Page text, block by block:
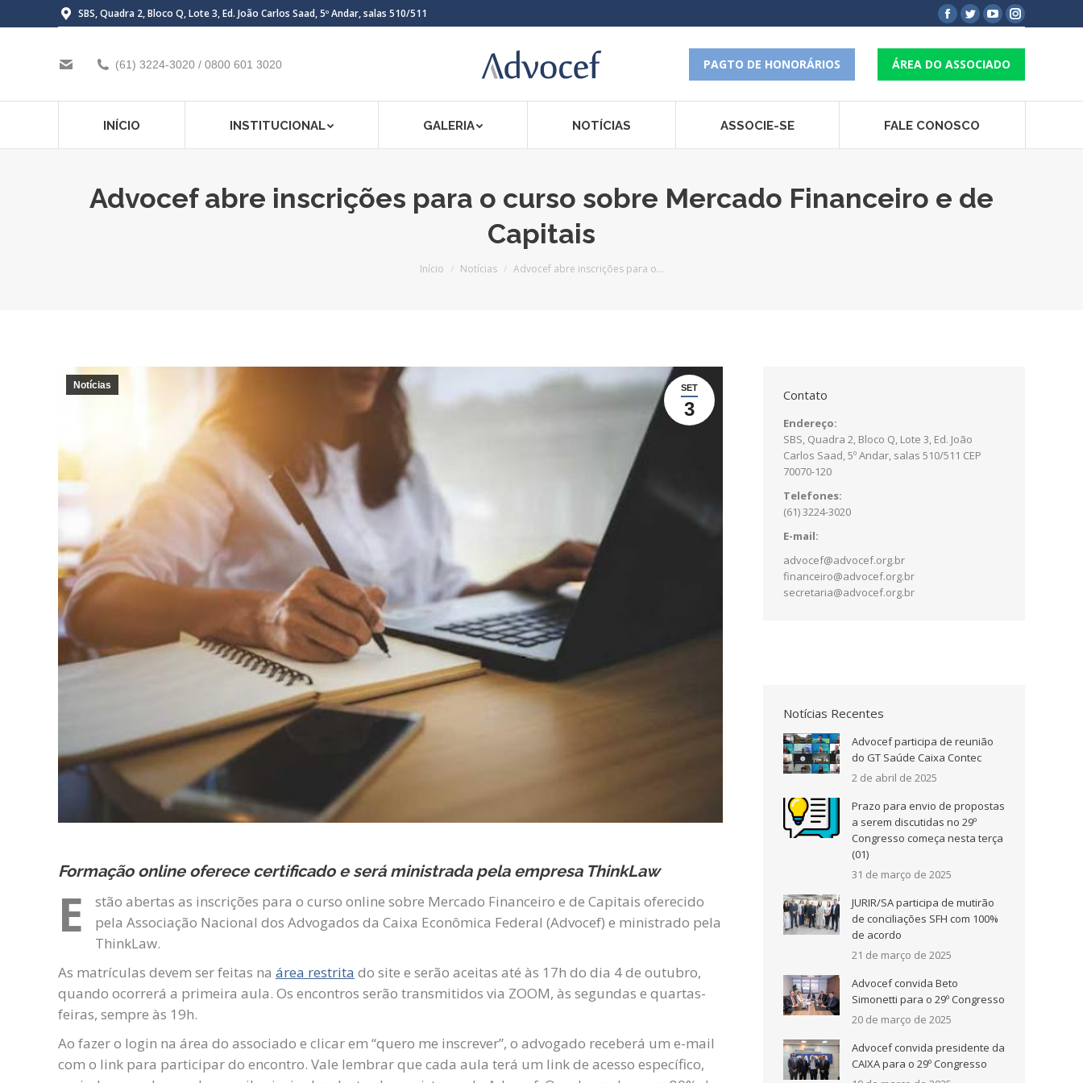
SBS, Quadra 2, Bloco Q, Lote 3, Ed. João Carlos Saad, 5º Andar, salas 510/511
Facebook
opens
in
new
window
Twitter
opens
in
new
window
YouTube
opens
in
new
Instagram
in
new
(61) 3224-3020 / 0800 601 3020 PAGTO DE HONORÁRIOS ÁREA DO ASSOCIADO
INÍCIO INSTITUCIONAL GALERIA NOTÍCIAS ASSOCIE-SE FALE CONOSCO
Advocef abre inscrições para o curso sobre Mercado Financeiro e de
Capitais
Você está aqui:
Início Notícias Advocef abre inscrições para o…
SET
3
Notícias
Formação online oferece certificado e será ministrada pela empresa ThinkLaw
E
stão abertas as inscrições para o curso online sobre Mercado Financeiro e de Capitais oferecido
pela Associação Nacional dos Advogados da Caixa Econômica Federal (Advocef) e ministrado pela
ThinkLaw.
As matrículas devem ser feitas na área restrita do site e serão aceitas até às 17h do dia 4 de outubro,
quando ocorrerá a primeira aula. Os encontros serão transmitidos via ZOOM, às segundas e quartas-
feiras, sempre às 19h.
Ao fazer o login na área do associado e clicar em “quero me inscrever”, o advogado receberá um e-mail
com o link para participar do encontro. Vale lembrar que cada aula terá um link de acesso específico,
Contato
Endereço:
SBS, Quadra 2, Bloco Q, Lote 3, Ed. João
Carlos Saad, 5º Andar, salas 510/511 CEP
70070-120
Telefones:
(61) 3224-3020
E-mail:
advocef@advocef.org.br
financeiro@advocef.org.br
secretaria@advocef.org.br
Notícias Recentes
Advocef participa de reunião
do GT Saúde Caixa Contec
2 de abril de 2025
Prazo para envio de propostas
a serem discutidas no 29º
Congresso começa nesta terça
(01)
31 de março de 2025
JURIR/SA participa de mutirão
de conciliações SFH com 100%
de acordo
21 de março de 2025
Advocef convida Beto
Simonetti para o 29º Congresso
20 de março de 2025
Advocef convida presidente da
CAIXA para o 29º Congresso